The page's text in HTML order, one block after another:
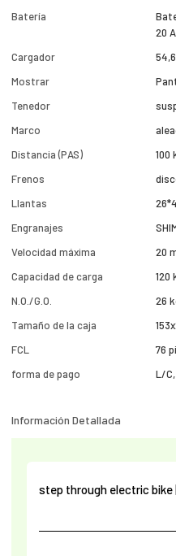
Batería
20
Cargador
Mostrar
Tenedor
Marco
Distancia (PAS)
100
Frenos
Llantas
Engranajes
Velocidad máxima
20
Capacidad de carga
120
N.O./G.O.
26
Tamaño de la caja
FCL
76
forma de pago
L/
Información Detallada
step through electric bike